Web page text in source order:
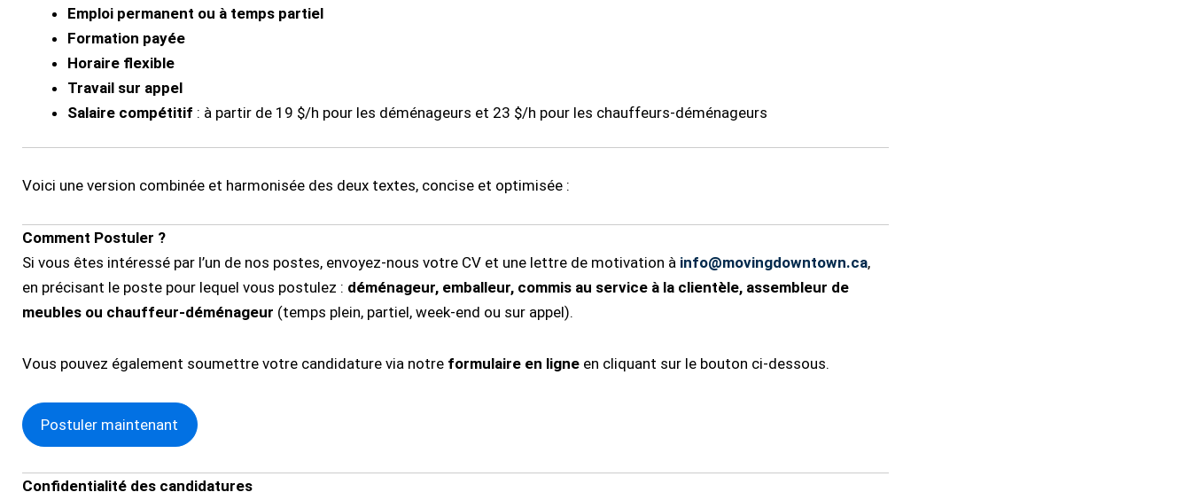
Emploi permanent ou à temps partiel
Formation payée
Horaire flexible
Travail sur appel
Salaire compétitif : à partir de 19 $/h pour les déménageurs et 23 $/h pour les chauffeurs-déménageurs
Voici une version combinée et harmonisée des deux textes, concise et optimisée :
Comment Postuler ?
Si vous êtes intéressé par l’un de nos postes, envoyez-nous votre CV et une lettre de motivation à info@movingdowntown.ca,
en précisant le poste pour lequel vous postulez : déménageur, emballeur, commis au service à la clientèle, assembleur de
meubles ou chauffeur-déménageur (temps plein, partiel, week-end ou sur appel).
Vous pouvez également soumettre votre candidature via notre formulaire en ligne en cliquant sur le bouton ci-dessous.
Postuler maintenant
Confidentialité des candidatures